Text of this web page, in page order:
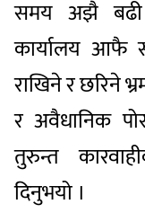
समय अझै बढी
कार्यालय आफै
राखिने र छरिने
र अवैधानिक
तुरुन्त
दिनुभयो ।